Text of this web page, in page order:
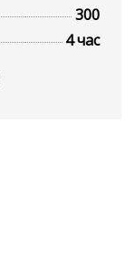
300
4 час